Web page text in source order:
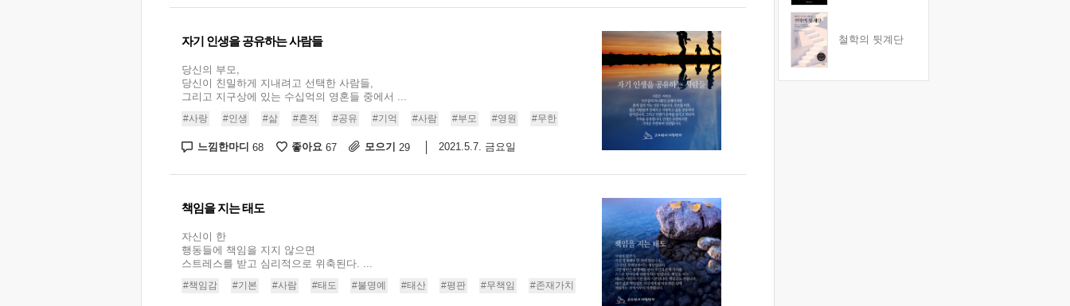
자기 인생을 공유하는 사람들
당신의 부모,
당신이 친밀하게 지내려고 선택한 사람들,
그리고 지구상에 있는 수십억의 영혼들 중에서 ...
#사랑 #인생 #삶 #흔적 #공유 #기억 #사람 #부모 #영원 #무한
느낌한마디 68 좋아요 67 모으기 29 2021.5.7. 금요일
책임을 지는 태도
자신이 한
행동들에 책임을 지지 않으면
스트레스를 받고 심리적으로 위축된다. ...
#책임감 #기본 #사람 #태도 #불명예 #태산 #평판 #무책임 #존재가치
철학의 뒷계단